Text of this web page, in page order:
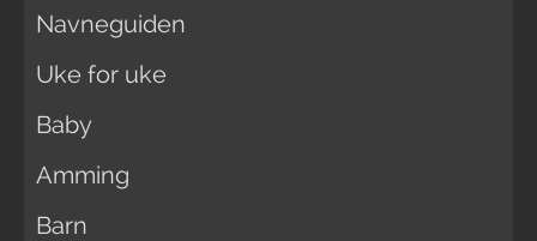
Navneguiden
Uke for uke
Baby
Amming
Barn